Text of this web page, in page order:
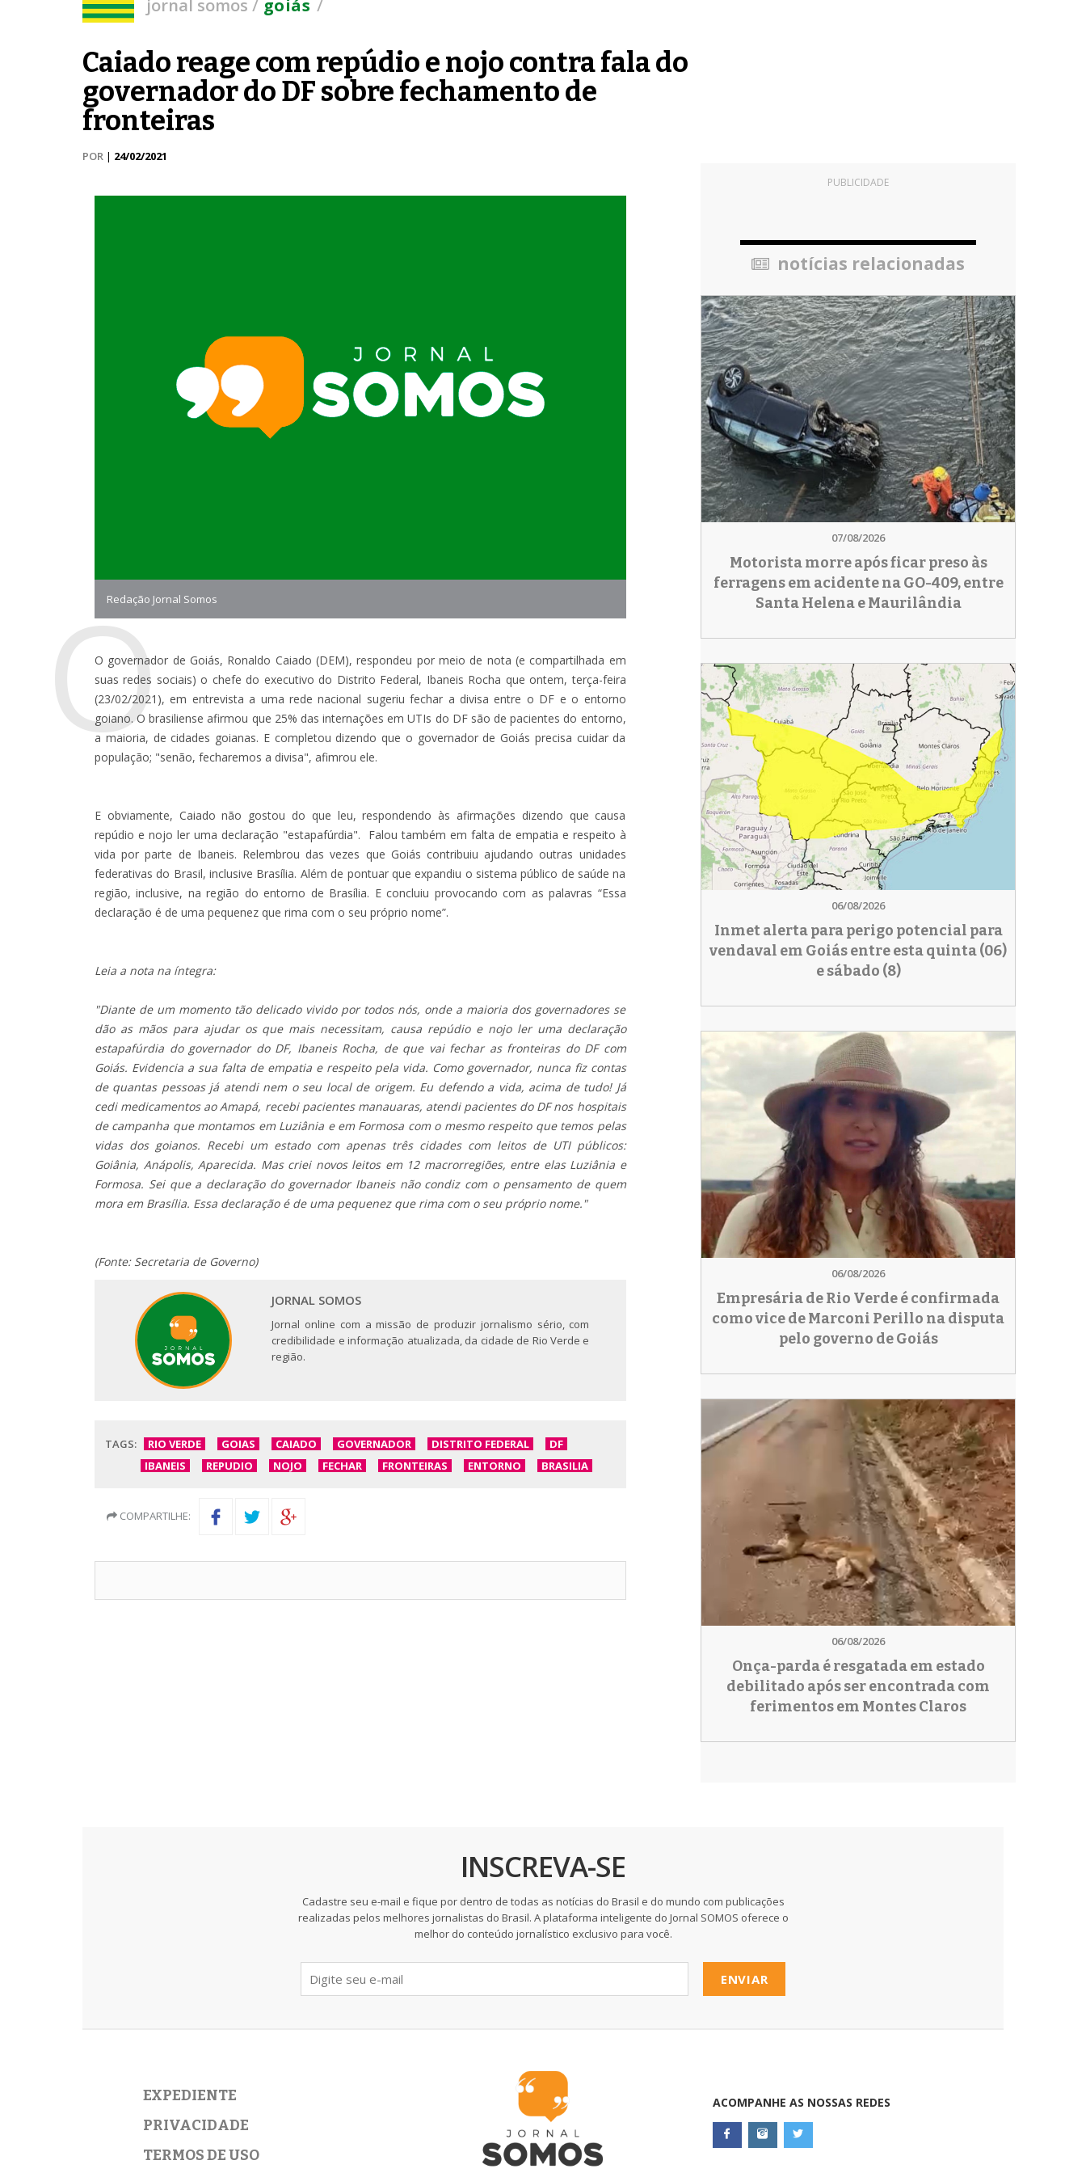
jornal somos goiás
Caiado reage com repúdio e nojo contra fala do
governador do DF sobre fechamento de
fronteiras
POR | 24/02/2021
Redação Jornal Somos
O
O governador de Goiás, Ronaldo Caiado (DEM), respondeu por meio de nota (e compartilhada em
suas redes sociais) o chefe do executivo do Distrito Federal, Ibaneis Rocha que ontem, terça-feira
(23/02/2021), em entrevista a uma rede nacional sugeriu fechar a divisa entre o DF e o entorno
goiano. O brasiliense afirmou que 25% das internações em UTIs do DF são de pacientes do entorno,
a maioria, de cidades goianas. E completou dizendo que o governador de Goiás precisa cuidar da
população; "senão, fecharemos a divisa", afimrou ele.
E obviamente, Caiado não gostou do que leu, respondendo às afirmações dizendo que causa
repúdio e nojo ler uma declaração "estapafúrdia". Falou também em falta de empatia e respeito à
vida por parte de Ibaneis. Relembrou das vezes que Goiás contribuiu ajudando outras unidades
federativas do Brasil, inclusive Brasília. Além de pontuar que expandiu o sistema público de saúde na
região, inclusive, na região do entorno de Brasília. E concluiu provocando com as palavras “Essa
declaração é de uma pequenez que rima com o seu próprio nome”.
Leia a nota na íntegra:
"Diante de um momento tão delicado vivido por todos nós, onde a maioria dos governadores se
dão as mãos para ajudar os que mais necessitam, causa repúdio e nojo ler uma declaração
estapafúrdia do governador do DF, Ibaneis Rocha, de que vai fechar as fronteiras do DF com
Goiás. Evidencia a sua falta de empatia e respeito pela vida. Como governador, nunca fiz contas
de quantas pessoas já atendi nem o seu local de origem. Eu defendo a vida, acima de tudo! Já
cedi medicamentos ao Amapá, recebi pacientes manauaras, atendi pacientes do DF nos hospitais
de campanha que montamos em Luziânia e em Formosa com o mesmo respeito que temos pelas
vidas dos goianos. Recebi um estado com apenas três cidades com leitos de UTI públicos:
Goiânia, Anápolis, Aparecida. Mas criei novos leitos em 12 macrorregiões, entre elas Luziânia e
Formosa. Sei que a declaração do governador Ibaneis não condiz com o pensamento de quem
mora em Brasília. Essa declaração é de uma pequenez que rima com o seu próprio nome."
(Fonte: Secretaria de Governo)
JORNAL SOMOS
Jornal online com a missão de produzir jornalismo sério, com
credibilidade e informação atualizada, da cidade de Rio Verde e
região.
TAGS: RIO VERDE GOIAS CAIADO GOVERNADOR DISTRITO FEDERAL
DF
IBANEIS
REPUDIO NOJO FECHAR FRONTEIRAS ENTORNO BRASILIA
COMPARTILHE:
PUBLICIDADE
notícias relacionadas
07/08/2026
Motorista morre após ficar preso às
ferragens em acidente na GO-409, entre
Santa Helena e Maurilândia
06/08/2026
Inmet alerta para perigo potencial para
vendaval em Goiás entre esta quinta (06)
e sábado (8)
06/08/2026
Empresária de Rio Verde é confirmada
como vice de Marconi Perillo na disputa
pelo governo de Goiás
06/08/2026
Onça-parda é resgatada em estado
debilitado após ser encontrada com
ferimentos em Montes Claros
INSCREVA-SE
Cadastre seu e-mail e fique por dentro de todas as notícias do Brasil e do mundo com publicações
realizadas pelos melhores jornalistas do Brasil. A plataforma inteligente do Jornal SOMOS oferece o
melhor do conteúdo jornalístico exclusivo para você.
ENVIAR
EXPEDIENTE
PRIVACIDADE
TERMOS DE USO
ACOMPANHE AS NOSSAS REDES